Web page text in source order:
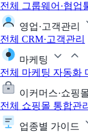
전체
그룹웨어·협업
영업·고객관리
전체 CRM·고객관리
마케팅
전체 마케팅 자동화
이커머스·쇼핑
전체 쇼핑몰 통합관리
업종별 가이드